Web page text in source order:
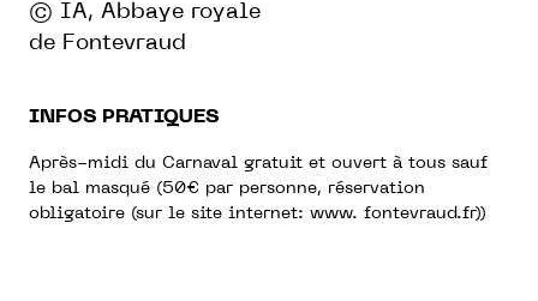
© IA, Abbaye royale
de Fontevraud
INFOS PRATIQUES
Après-midi du Carnaval gratuit et ouvert à tous sauf
le bal masqué (50€ par personne, réservation
obligatoire (sur le site internet: www. fontevraud.fr))